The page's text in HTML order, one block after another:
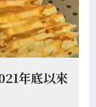
年底以來